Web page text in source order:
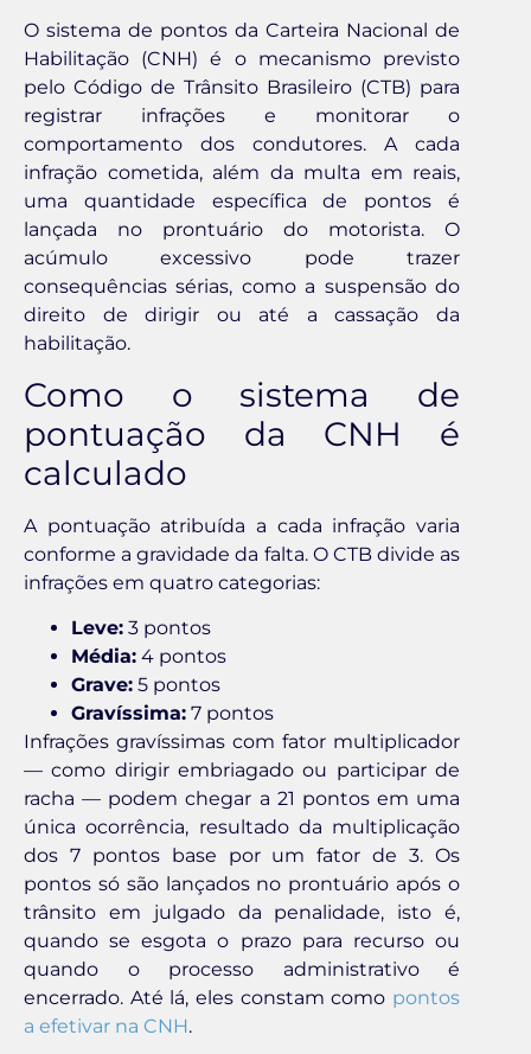
O sistema de pontos da Carteira Nacional de
Habilitação (CNH) é o mecanismo previsto
pelo Código de Trânsito Brasileiro (CTB) para
registrar infrações e monitorar o
comportamento dos condutores. A cada
infração cometida, além da multa em reais,
uma quantidade específica de pontos é
lançada no prontuário do motorista. O
acúmulo excessivo pode trazer
consequências sérias, como a suspensão do
direito de dirigir ou até a cassação da
habilitação.
Como o sistema de
pontuação da CNH é
calculado
A pontuação atribuída a cada infração varia
conforme a gravidade da falta. O CTB divide as
infrações em quatro categorias:
Leve: 3 pontos
Média: 4 pontos
Grave: 5 pontos
Gravíssima: 7 pontos
Infrações gravíssimas com fator multiplicador
— como dirigir embriagado ou participar de
racha — podem chegar a 21 pontos em uma
única ocorrência, resultado da multiplicação
dos 7 pontos base por um fator de 3. Os
pontos só são lançados no prontuário após o
trânsito em julgado da penalidade, isto é,
quando se esgota o prazo para recurso ou
quando o processo administrativo é
encerrado. Até lá, eles constam como pontos
a efetivar na CNH.